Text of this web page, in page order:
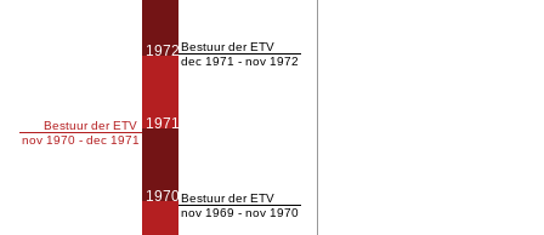
Bestuur der ETV
nov 1970 - dec 1971
1972
1971
1970
Bestuur der ETV
dec 1971 - nov 1972
Bestuur der ETV
nov 1969 - nov 1970